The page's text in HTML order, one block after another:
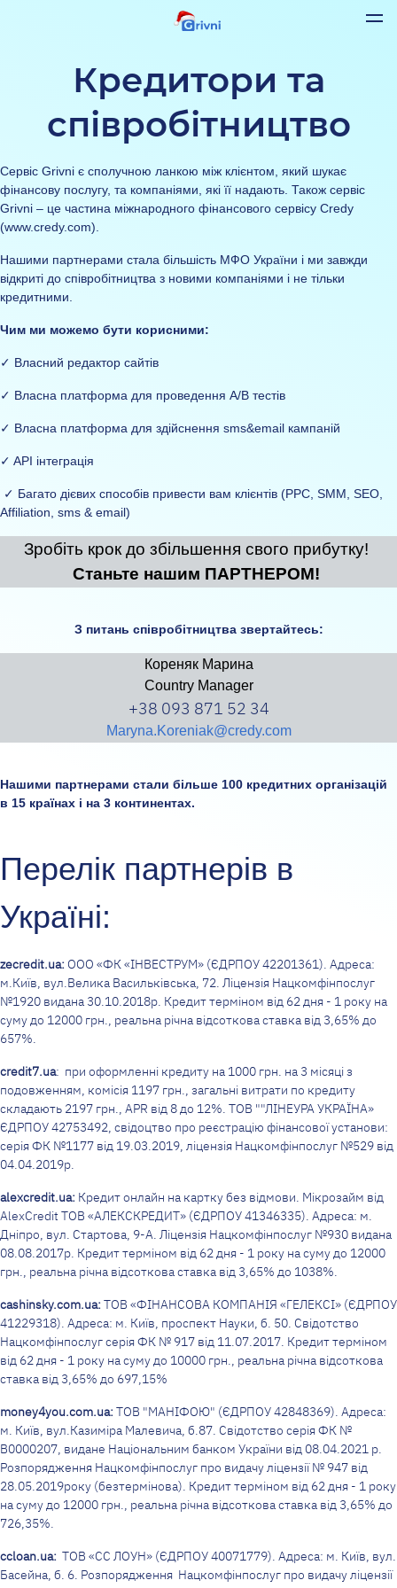
Кредитори та
співробітництво
Сервіс Grivni є сполучною ланкою між клієнтом, який шукає
фінансову послугу, та компаніями, які її надають. Також сервіс
Grivni – це частина міжнародного фінансового сервісу Credy
(www.credy.com).
Нашими партнерами стала більшість МФО України і ми завжди
відкриті до співробітництва з новими компаніями і не тільки
кредитними.
Чим ми можемо бути корисними:
✓ Власний редактор сайтів
✓ Власна платформа для проведення А/B тестів
✓ Власна платформа для здійснення sms&email кампаній
✓ API інтеграція
✓ Багато дієвих способів привести вам клієнтів (PPC, SMM, SEO,
Affiliation, sms & email)
Зробіть крок до збільшення свого прибутку!
Станьте нашим ПАРТНЕРОМ!
З питань співробітництва звертайтесь:
Кореняк Марина
Country Manager
+38 093 871 52 34
Maryna.Koreniak@credy.com
Нашими партнерами стали більше 100 кредитних організацій
в 15 країнах і на 3 континентах.
Перелік партнерів в
Україні:
zecredit.ua: ООО «ФК «ІНВЕСТРУМ» (ЄДРПОУ 42201361). Адреса:
м.Київ, вул.Велика Васильківська, 72. Ліцензія Нацкомфінпослуг
№1920 видана 30.10.2018р. Кредит терміном від 62 дня - 1 року на
суму до 12000 грн., реальна річна відсоткова ставка від 3,65% до
657%.
credit7.ua: при оформленні кредиту на 1000 грн. на 3 місяці з
подовженням, комісія 1197 грн., загальні витрати по кредиту
складають 2197 грн., APR від 8 до 12%. ТОВ ""ЛІНЕУРА УКРАЇНА»
ЄДРПОУ 42753492, свідоцтво про реєстрацію фінансової установи:
серія ФК №1177 від 19.03.2019, ліцензія Нацкомфінпослуг №529 від
04.04.2019р.
alexcredit.ua: Кредит онлайн на картку без відмови. Мікрозайм від
AlexCredit ТОВ «АЛЕКСКРЕДИТ» (ЄДРПОУ 41346335). Адреса: м.
Дніпро, вул. Стартова, 9-А. Ліцензія Нацкомфінпослуг №930 видана
08.08.2017р. Кредит терміном від 62 дня - 1 року на суму до 12000
грн., реальна річна відсоткова ставка від 3,65% до 1038%.
сashinsky.com.ua:ТОВ «ФІНАНСОВА КОМПАНІЯ «ГЕЛЕКСІ» (ЄДРПОУ
41229318). Адреса: м. Київ, проспект Науки, б. 50. Свідотство
Нацкомфінпослуг серія ФК № 917 від 11.07.2017. Кредит терміном
від 62 дня - 1 року на суму до 10000 грн., реальна річна відсоткова
ставка від 3,65% до 697,15%
money4you.com.ua:ТОВ "МАНІФОЮ" (ЄДРПОУ 42848369). Адреса:
м. Київ, вул.Казиміра Малевича, б.87. Свідотство серія ФК №
В0000207, видане Національним банком України від 08.04.2021 р.
Розпорядження Нацкомфінпослуг про видачу ліцензії № 947 від
28.05.2019року (безтермінова). Кредит терміном від 62 дня - 1 року
на суму до 12000 грн., реальна річна відсоткова ставка від 3,65% до
726,35%.
сcloan.ua: ТОВ «СС ЛОУН» (ЄДРПОУ 40071779). Адреса: м. Київ, вул.
Басейна, б. 6. Розпорядження Нацкомфінпослуг про видачу ліцензії